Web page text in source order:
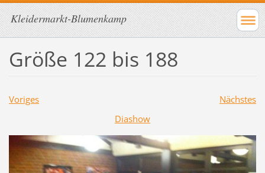
Kleidermarkt-Blumenkamp
Größe 122 bis 188
Voriges
Nächstes
Diashow